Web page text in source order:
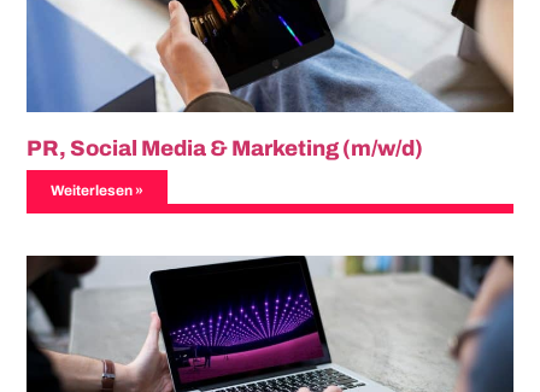
PR, Social Media & Marketing (m/w/d)
Weiterlesen »